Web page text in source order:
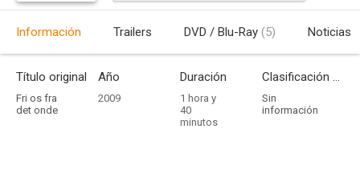
Información Trailers DVD / Blu-Ray (5) Noticias
Título original
Fri os fra
det onde
Año
2009
Duración
1 hora y
40
minutos
Clasificación por edades
Sin
información